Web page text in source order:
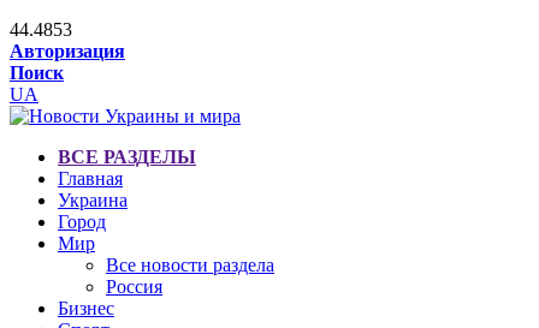
44.4853
Авторизация
Поиск
UA
ВСЕ РАЗДЕЛЫ
Главная
Украина
Город
Мир
Все новости раздела
Россия
Бизнес